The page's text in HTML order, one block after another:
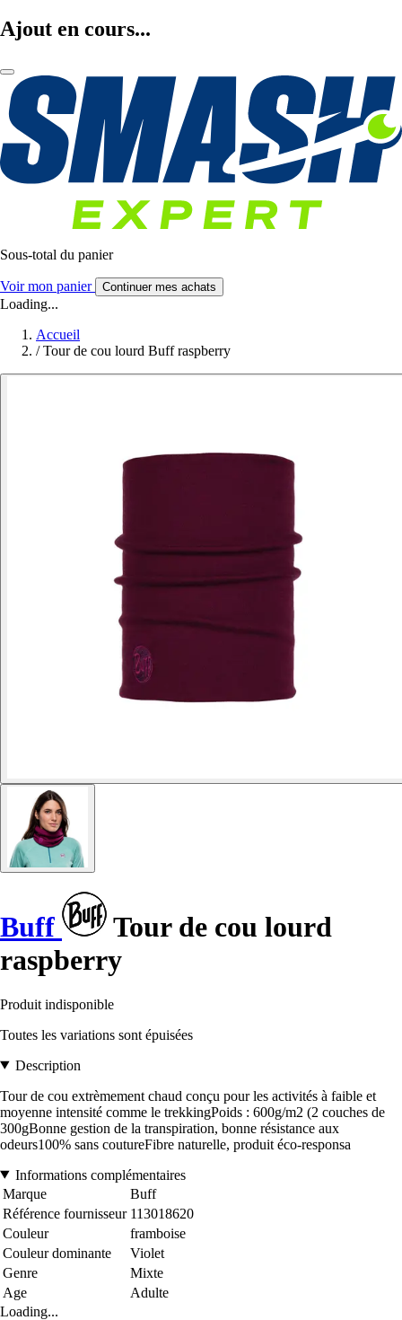
Ajout en cours...
Sous-total du panier
Voir mon panier Continuer mes achats
Loading...
Accueil
/ Tour de cou lourd Buff raspberry
Buff
Tour de cou lourd
raspberry
Produit indisponible
Toutes les variations sont épuisées
Description
Tour de cou extrèmement chaud conçu pour les activités à faible et
moyenne intensité comme le trekkingPoids : 600g/m2 (2 couches de
300gBonne gestion de la transpiration, bonne résistance aux
odeurs100% sans coutureFibre naturelle, produit éco-responsa
Informations complémentaires
Marque
Buff
Référence fournisseur 113018620
Couleur
framboise
Couleur dominante
Violet
Genre
Mixte
Age
Adulte
Loading...